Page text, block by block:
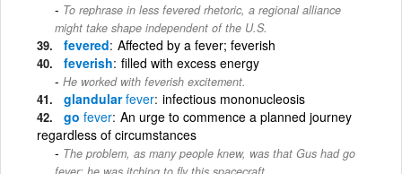
To rephrase in less fevered rhetoric, a regional alliance
might take shape independent of the U.S.
fevered Affected by a fever; feverish
feverish filled with excess energy
He worked with feverish excitement.
glandularfever infectious mononucleosis
go fever An urge to commence a planned journey
regardless of circumstances
The problem, as many people knew, was that Gus had go